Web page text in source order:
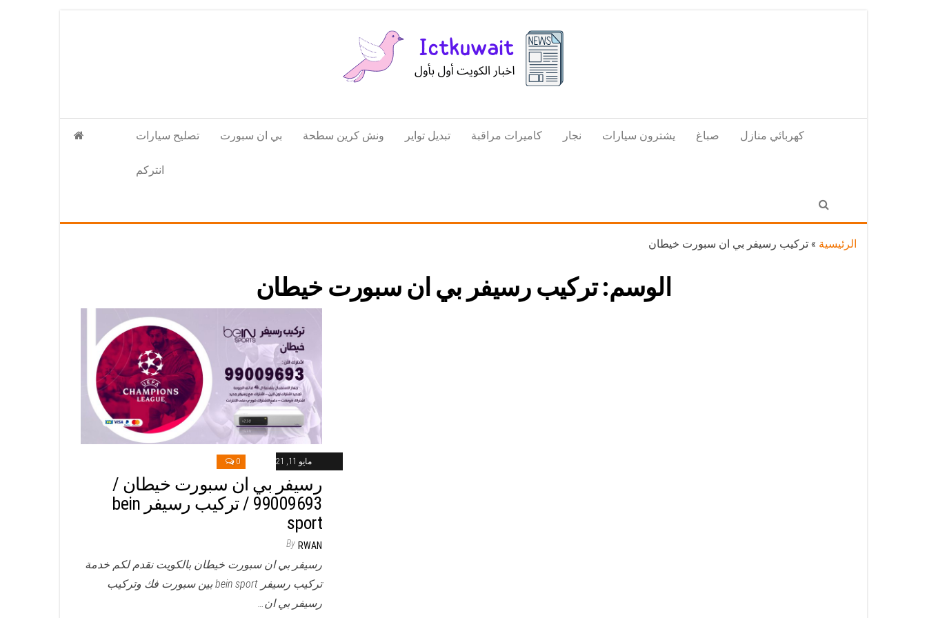
الكويت
تكنولوجيا
المعلومات
تصليح سيارات بي ان سبورت ونش كرين سطحة تبديل تواير كاميرات مراقبة نجار يشترون سيارات صباغ كهربائي منازل
انتركم
الرئيسية » تركيب رسيفر بي ان سبورت خيطان
الوسم:تركيب رسيفر بي ان سبورت خيطان
مايو 11, 2021 0
رسيفر بي ان سبورت خيطان /
99009693 / تركيب رسيفر bein
sport
By RWAN
رسيفر بي ان سبورت خيطان بالكويت نقدم لكم خدمة
تركيب رسيفر bein sport بين سبورت فك وتركيب
رسيفر بي ان…